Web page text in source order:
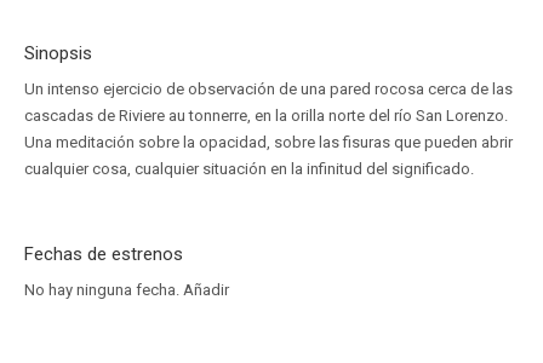
Sinopsis
Un intenso ejercicio de observación de una pared rocosa cerca de las
cascadas de Riviere au tonnerre, en la orilla norte del río San Lorenzo.
Una meditación sobre la opacidad, sobre las fisuras que pueden abrir
cualquier cosa, cualquier situación en la infinitud del significado.
Fechas de estrenos
No hay ninguna fecha. Añadir